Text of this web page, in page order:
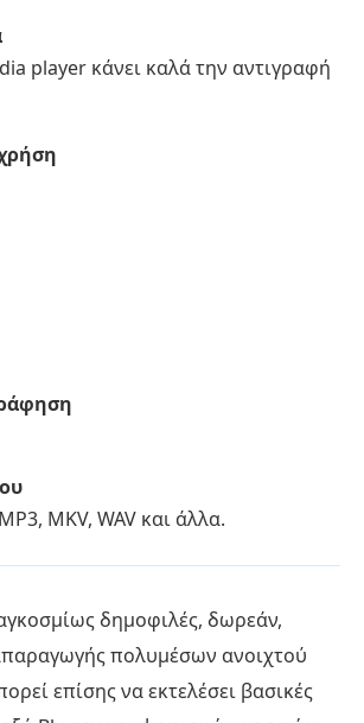
player κάνει καλά την αντιγραφή
MKV, WAV και άλλα.
δημοφιλές, δωρεάν,
πολυμέσων ανοιχτού
επίσης να εκτελέσει βασικές